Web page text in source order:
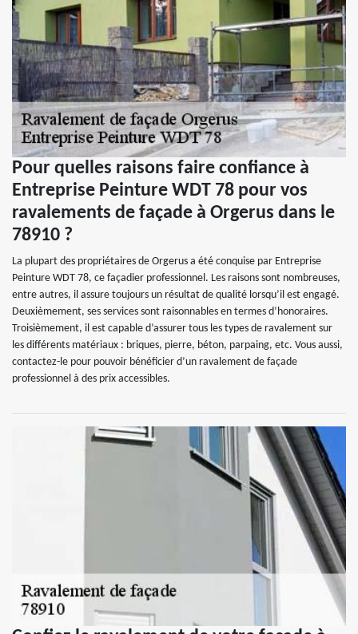
Pour quelles raisons faire confiance à
Entreprise Peinture WDT 78 pour vos
ravalements de façade à Orgerus dans le
78910 ?
La plupart des propriétaires de Orgerus a été conquise par Entreprise
Peinture WDT 78, ce façadier professionnel. Les raisons sont nombreuses,
entre autres, il assure toujours un résultat de qualité lorsqu’il est engagé.
Deuxièmement, ses services sont raisonnables en termes d’honoraires.
Troisièmement, il est capable d’assurer tous les types de ravalement sur
les différents matériaux : briques, pierre, béton, parpaing, etc. Vous aussi,
contactez-le pour pouvoir bénéficier d’un ravalement de façade
professionnel à des prix accessibles.